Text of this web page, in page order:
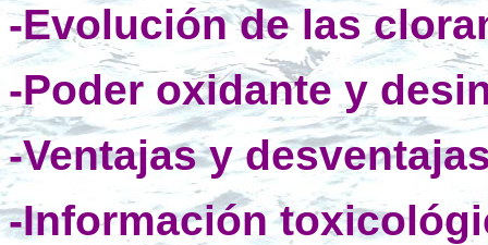
-Evolución de las
-Poder oxidante y
-Ventajas y
-Información